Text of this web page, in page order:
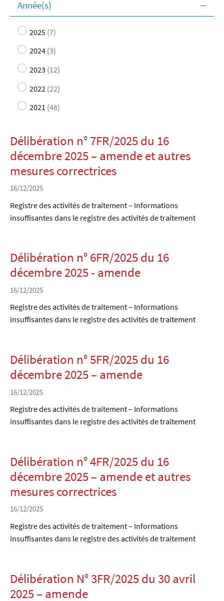
Année(s)
2025 (7)
2024 (3)
2023 (12)
2022 (22)
2021 (48)
Délibération n° 7FR/2025 du 16
décembre 2025 – amende et autres
mesures correctrices
16/12/2025
Registre des activités de traitement – Informations
insuffisantes dans le registre des activités de traitement
Délibération n° 6FR/2025 du 16
décembre 2025 - amende
16/12/2025
Registre des activités de traitement – Informations
insuffisantes dans le registre des activités de traitement
Délibération n° 5FR/2025 du 16
décembre 2025 – amende
16/12/2025
Registre des activités de traitement – Informations
insuffisantes dans le registre des activités de traitement
Délibération n° 4FR/2025 du 16
décembre 2025 – amende et autres
mesures correctrices
16/12/2025
Registre des activités de traitement – Informations
insuffisantes dans le registre des activités de traitement
Délibération N° 3FR/2025 du 30 avril
2025 – amende